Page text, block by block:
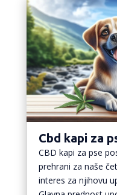
Cbd kapi za
CBD kapi za pse
prehrani za naše
interes za njihovu